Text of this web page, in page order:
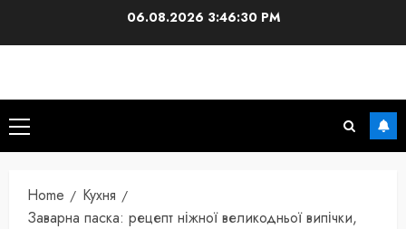
06.08.2026 3:46:31 PM
Primary
Menu
Home
Кухня
Заварна паска: рецепт ніжної великодньої випічки,